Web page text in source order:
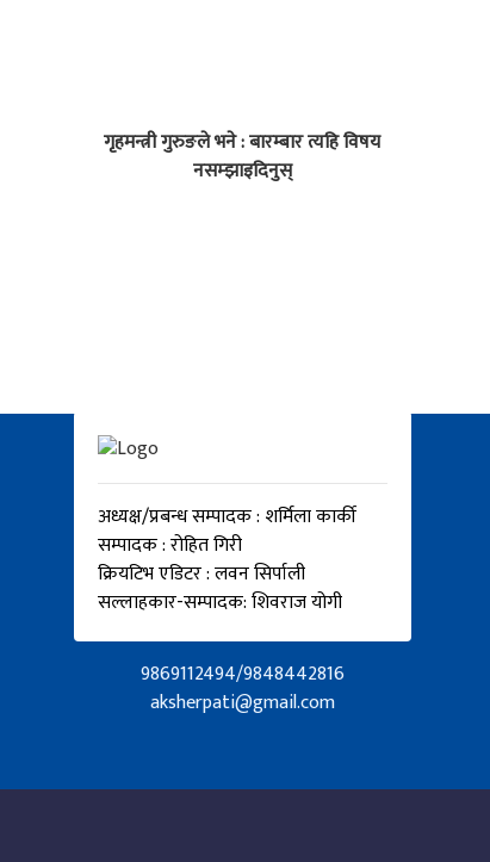
गृहमन्त्री गुरुङले भने : बारम्बार त्यहि विषय
नसम्झाइदिनुस्
अध्यक्ष/प्रबन्ध सम्पादक : शर्मिला कार्की
सम्पादक : रोहित गिरी
क्रियटिभ एडिटर : लवन सिर्पाली
सल्लाहकार-सम्पादक: शिवराज योगी
9869112494/9848442816
aksherpati@gmail.com